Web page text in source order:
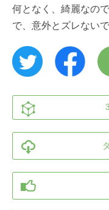
何となく、綺麗なの
で、意外とズレない